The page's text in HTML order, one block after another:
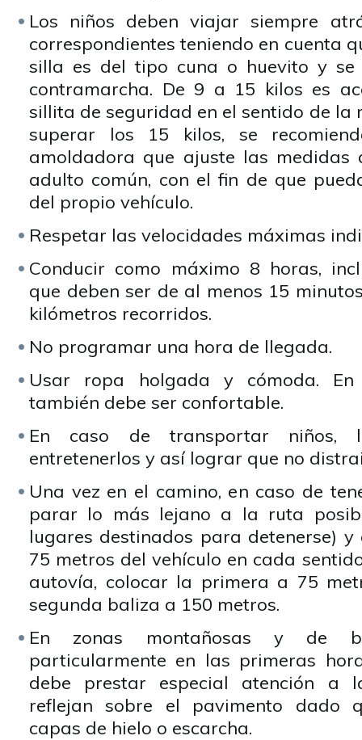
Los niños deben viajar siempre
correspondientes teniendo en cuenta
silla es del tipo cuna o huevito y se
contramarcha. De 9 a 15 kilos es
sillita de seguridad en el sentido de la
superar los 15 kilos, se
amoldadora que ajuste las
adulto común, con el fin de que
del propio vehículo.
Respetar las velocidades máximas
Conducir como máximo 8 horas,
que deben ser de al menos 15
kilómetros recorridos.
No programar una hora de llegada.
Usar ropa holgada y cómoda.
también debe ser confortable.
En caso de transportar niños,
entretenerlos y así lograr que no
Una vez en el camino, en caso de
parar lo más lejano a la ruta
lugares destinados para detenerse)
75 metros del vehículo en cada
autovía, colocar la primera a 75
segunda baliza a 150 metros.
En zonas montañosas y de
particularmente en las primeras
debe prestar especial atención a
reflejan sobre el pavimento dado
capas de hielo o escarcha.